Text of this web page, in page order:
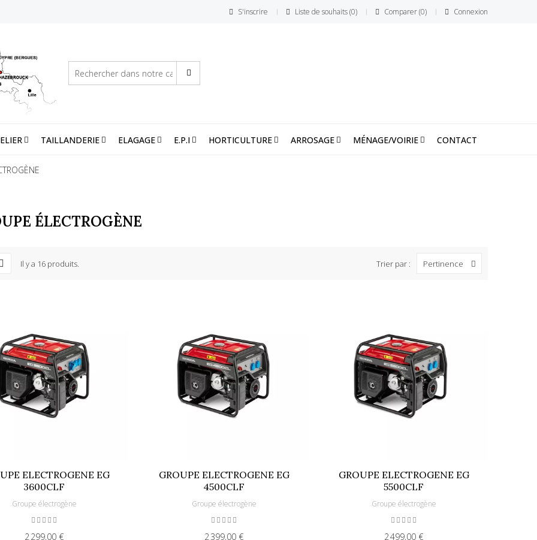
S'inscrire Liste de souhaits 0 Comparer 0 Connexion
TAILLANDERIE ELAGAGE E.P.I HORTICULTURE ARROSAGE MÉNAGE/VOIRIE CONTACT
ÉLECTROGÈNE
Il y a 16 produits. Trier par : Pertinence
ELECTROGENE EG
3600CLF
Groupe électrogène
2 299,00 €
GROUPE ELECTROGENE EG
4500CLF
Groupe électrogène
2 399,00 €
GROUPE ELECTROGENE EG
5500CLF
Groupe électrogène
2 499,00 €